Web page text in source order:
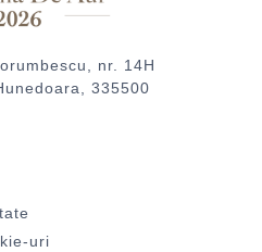
nr. 14H
335500
uri